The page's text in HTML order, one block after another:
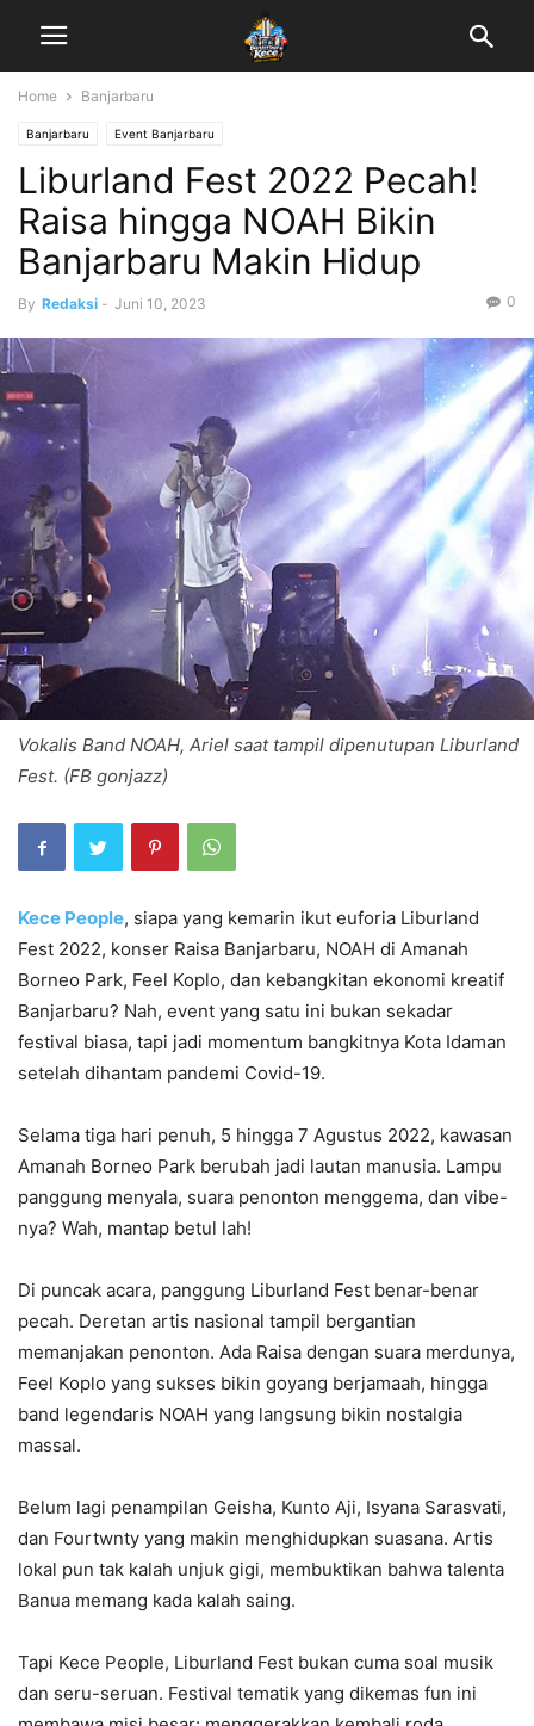
Home Banjarbaru
Banjarbaru Event Banjarbaru
Liburland Fest 2022 Pecah!
Raisa hingga NOAH Bikin
Banjarbaru Makin Hidup
By Redaksi - Juni 10, 2023 0
Vokalis Band NOAH, Ariel saat tampil dipenutupan Liburland
Fest. (FB gonjazz)
Kece People, siapa yang kemarin ikut euforia Liburland
Fest 2022, konser Raisa Banjarbaru, NOAH di Amanah
Borneo Park, Feel Koplo, dan kebangkitan ekonomi kreatif
Banjarbaru? Nah, event yang satu ini bukan sekadar
festival biasa, tapi jadi momentum bangkitnya Kota Idaman
setelah dihantam pandemi Covid-19.
Selama tiga hari penuh, 5 hingga 7 Agustus 2022, kawasan
Amanah Borneo Park berubah jadi lautan manusia. Lampu
panggung menyala, suara penonton menggema, dan vibe-
nya? Wah, mantap betul lah!
Di puncak acara, panggung Liburland Fest benar-benar
pecah. Deretan artis nasional tampil bergantian
memanjakan penonton. Ada Raisa dengan suara merdunya,
Feel Koplo yang sukses bikin goyang berjamaah, hingga
band legendaris NOAH yang langsung bikin nostalgia
massal.
Belum lagi penampilan Geisha, Kunto Aji, Isyana Sarasvati,
dan Fourtwnty yang makin menghidupkan suasana. Artis
lokal pun tak kalah unjuk gigi, membuktikan bahwa talenta
Banua memang kada kalah saing.
Tapi Kece People, Liburland Fest bukan cuma soal musik
dan seru-seruan. Festival tematik yang dikemas fun ini